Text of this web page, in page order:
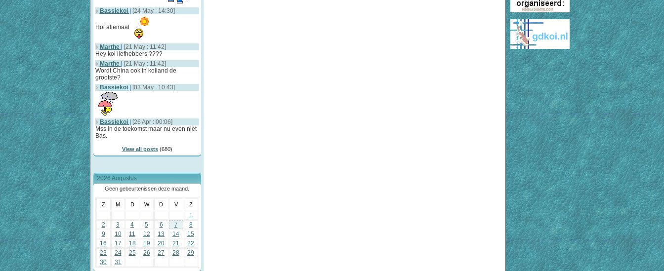
Bassiekoi [24 May : 14:30]
Hoi allemaal
Marthe
[21 May : 11:42]
Hey koi liefhebbers ????
Marthe
[21 May : 11:42]
Wordt China ook in koiland de
grootste?
Bassiekoi
[03 May : 10:43]
Bassiekoi
[26 Apr : 00:06]
Mss in de toekomst maar nu even niet
Bas.
View all posts(680)
2026 Augustus
Geen gebeurtenissen deze maand.
Z M D W D V Z
1
2
3 4 5 6 7
8
9
10 11 12 13 14
15
16
17 18 19 20 21
22
23
24 25 26 27 28
29
30
31